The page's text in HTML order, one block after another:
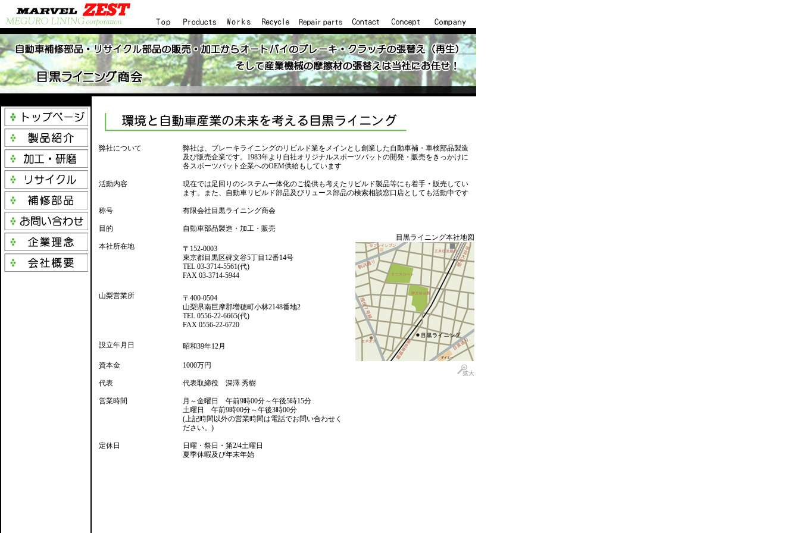
弊社について
弊社は、ブレーキライニングのリビルド業をメインとし創業した自動車補・車検部品製造
及び販売企業です。1983年より自社オリジナルスポーツパットの開発・販売をきっかけに
各スポーツパット企業へのOEM供給もしています
活動内容
現在では足回りのシステム一体化のご提供も考えたリビルド製品等にも着手・販売してい
ます。また、自動車リビルド部品及びリュース部品の検索相談窓口店としても活動中です
称号 有限会社目黒ライニング商会
目的
自動車部品製造・加工・販売
目黒ライニング本社地図
本社所在地
〒152-0003
東京都目黒区碑文谷5丁目12番14号
TEL 03-3714-5561(代)
FAX 03-3714-5944
山梨営業所
〒400-0504
山梨県南巨摩郡増穂町小林2148番地2
TEL 0556-22-6665(代)
FAX 0556-22-6720
設立年月日 昭和39年12月
資本金 1000万円
代表 代表取締役 深澤 秀樹
営業時間
月～金曜日 午前9時00分～午後5時15分
土曜日 午前9時00分～午後3時00分
(上記時間以外の営業時間は電話でお問い合わせく
ださい。)
定休日
日曜・祭日・第2/4土曜日
夏季休暇及び年末年始